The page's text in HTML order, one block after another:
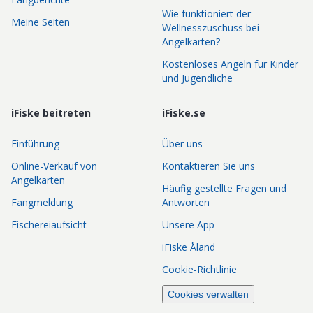
Meine Seiten
Wie funktioniert der
Wellnesszuschuss bei
Angelkarten?
Kostenloses Angeln für Kinder
und Jugendliche
iFiske beitreten
Einführung
Online-Verkauf von
Angelkarten
Fangmeldung
Fischereiaufsicht
iFiske.se
Über uns
Kontaktieren Sie uns
Häufig gestellte Fragen und
Antworten
Unsere App
iFiske Åland
Cookie-Richtlinie
Cookies verwalten